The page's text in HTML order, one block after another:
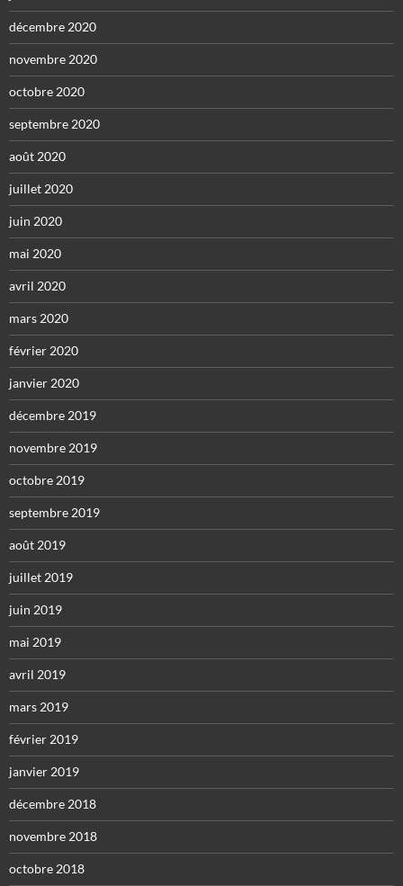
décembre 2020
novembre 2020
octobre 2020
septembre 2020
août 2020
juillet 2020
juin 2020
mai 2020
avril 2020
mars 2020
février 2020
janvier 2020
décembre 2019
novembre 2019
octobre 2019
septembre 2019
août 2019
juillet 2019
juin 2019
mai 2019
avril 2019
mars 2019
février 2019
janvier 2019
décembre 2018
novembre 2018
octobre 2018